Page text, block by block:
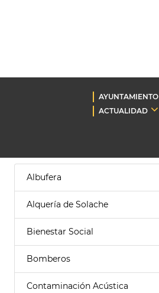
AYUNTAMIENTO
ACTUALIDAD
Albufera
Alquería de Solache
Bienestar Social
Bomberos
Contaminación Acústica